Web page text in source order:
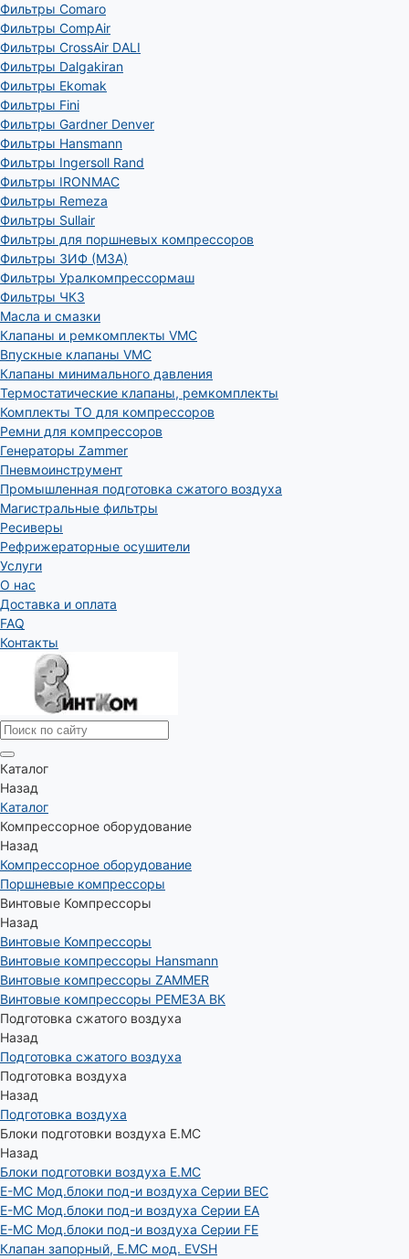
Фильтры Comaro
Фильтры CompAir
Фильтры CrossAir DALI
Фильтры Dalgakiran
Фильтры Ekomak
Фильтры Fini
Фильтры Gardner Denver
Фильтры Hansmann
Фильтры Ingersoll Rand
Фильтры IRONMAC
Фильтры Remeza
Фильтры Sullair
Фильтры для поршневых компрессоров
Фильтры ЗИФ (МЗА)
Фильтры Уралкомпрессормаш
Фильтры ЧКЗ
Масла и смазки
Клапаны и ремкомплекты VMC
Впускные клапаны VMC
Клапаны минимального давления
Термостатические клапаны, ремкомплекты
Комплекты ТО для компрессоров
Ремни для компрессоров
Генераторы Zammer
Пневмоинструмент
Промышленная подготовка сжатого воздуха
Магистральные фильтры
Ресиверы
Рефрижераторные осушители
Услуги
О нас
Доставка и оплата
FAQ
Контакты
Каталог
Назад
Каталог
Компрессорное оборудование
Назад
Компрессорное оборудование
Поршневые компрессоры
Винтовые Компрессоры
Назад
Винтовые Компрессоры
Винтовые компрессоры Hansmann
Винтовые компрессоры ZAMMER
Винтовые компрессоры РЕМЕЗА ВК
Подготовка сжатого воздуха
Назад
Подготовка сжатого воздуха
Подготовка воздуха
Назад
Подготовка воздуха
Блоки подготовки воздуха E.MC
Назад
Блоки подготовки воздуха E.MC
E-MC Мод.блоки под-и воздуха Серии BEC
E-MC Мод.блоки под-и воздуха Серии EA
E-MC Мод.блоки под-и воздуха Серии FE
Клапан запорный, E.MC мод. EVSH